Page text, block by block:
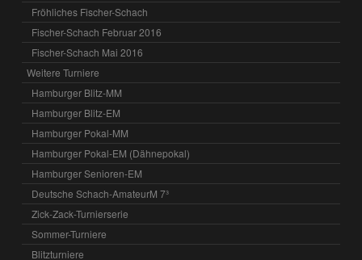
Fröhliches Fischer-Schach
Fischer-Schach Februar 2016
Fischer-Schach Mai 2016
Weitere Turniere
Hamburger Blitz-MM
Hamburger Blitz-EM
Hamburger Pokal-MM
Hamburger Pokal-EM (Dähnepokal)
Hamburger Senioren-EM
Deutsche Schach-AmateurM 7³
Zick-Zack-Turnierserie
Sommer-Turniere
Blitzturniere